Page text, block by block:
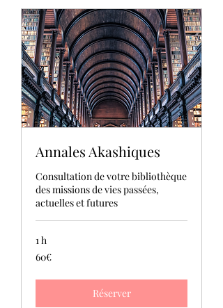
Annales Akashiques
Consultation de votre bibliothèque
des missions de vies passées,
actuelles et futures
1 h
60€
60€
Réserver